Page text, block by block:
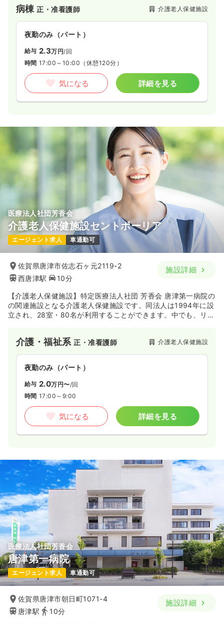
病棟正・准看護師 介護老人保健施設
夜勤のみ（パート）
給与 2.3万円/回
時間 17:00～10:00 （休憩120分）
気になる 詳細を見る
医療法人社団芳香会
介護老人保健施設セントポーリア
エージェント求人 車通勤可
佐賀県唐津市佐志石ヶ元2119-2
西唐津駅
10分
施設詳細
【介護老人保健施設】特定医療法人社団 芳香会 唐津第一病院の
の関連施設となる介護老人保健施設です。同法人は1994年に設
立され、28室・80名が利用することができます。中でも、リハ
介護・福祉系正・准看護師 介護老人保健施設
夜勤のみ（パート）
給与 2.0万円〜/回
時間 17:00～9:00
気になる 詳細を見る
医療法人社団芳香会
唐津第一病院
エージェント求人 車通勤可
佐賀県唐津市朝日町1071-4
唐津駅
10分
施設詳細